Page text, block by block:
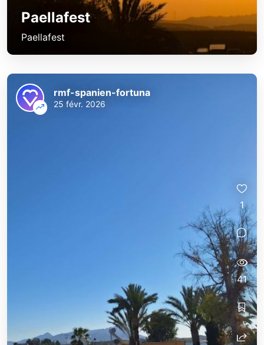
Paellafest
Paellafest
rmf-spanien-fortuna
25 févr. 2026
1
41